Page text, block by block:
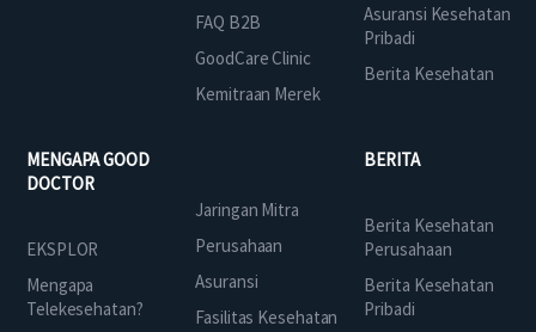
FAQ B2B
GoodCare Clinic
Kemitraan Merek
Asuransi Kesehatan
Pribadi
Berita Kesehatan
MENGAPA GOOD
DOCTOR
EKSPLOR
Mengapa
Telekesehatan?
Jaringan Mitra
Perusahaan
Asuransi
Fasilitas Kesehatan
BERITA
Berita Kesehatan
Perusahaan
Berita Kesehatan
Pribadi